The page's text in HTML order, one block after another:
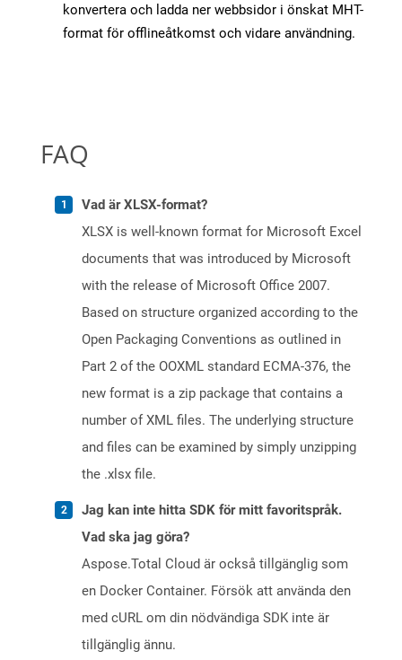
konvertera och ladda ner webbsidor i önskat MHT-
format för offlineåtkomst och vidare användning.
FAQ
Vad är XLSX-format?
XLSX is well-known format for Microsoft Excel
documents that was introduced by Microsoft
with the release of Microsoft Office 2007.
Based on structure organized according to the
Open Packaging Conventions as outlined in
Part 2 of the OOXML standard ECMA-376, the
new format is a zip package that contains a
number of XML files. The underlying structure
and files can be examined by simply unzipping
the .xlsx file.
Jag kan inte hitta SDK för mitt favoritspråk.
Vad ska jag göra?
Aspose.Total Cloud är också tillgänglig som
en Docker Container. Försök att använda den
med cURL om din nödvändiga SDK inte är
tillgänglig ännu.